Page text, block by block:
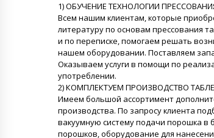
1) ОБУЧЕНИЕ ТЕХНОЛОГИИ
Всем нашим клиентам, которые
литературу по основам прессования
и по переписке, помогаем решать
нашем оборудовании. Поставляем
Оказываем услуги в помощи по
употреблении.
2) КОМПЛЕКТУЕМ ПРОИЗВОДСТВО
Имеем большой ассортимент
производства. По запросу клиента
вакуумную систему подачи порошка в
порошков, оборудование для